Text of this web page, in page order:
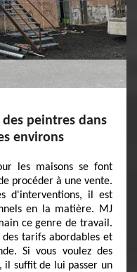
peintres dans
environs
les maisons se font
procéder à une vente.
d'interventions, il est
en la matière. MJ
ce genre de travail.
tarifs abordables et
Si vous voulez des
il suffit de lui passer un